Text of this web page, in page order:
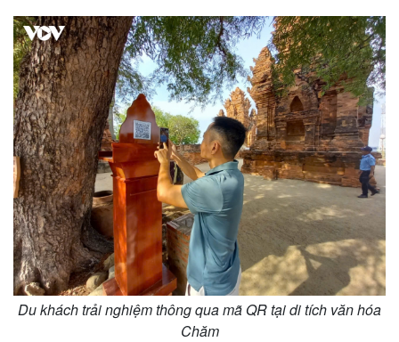
Du khách trải nghiệm thông qua mã QR tại di tích văn hóa
Chăm